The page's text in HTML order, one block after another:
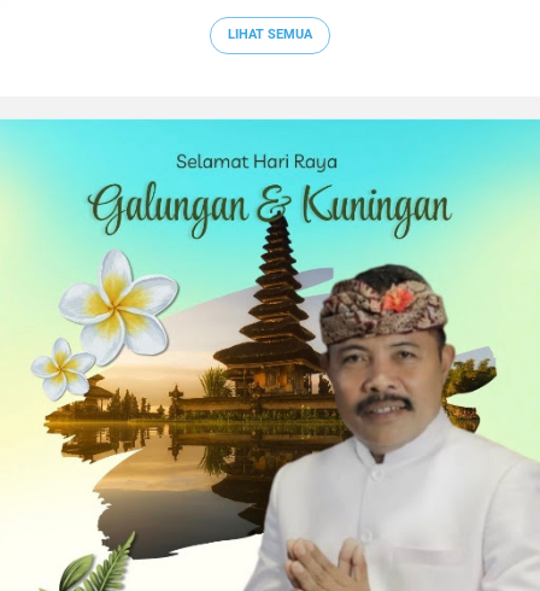
LIHAT SEMUA